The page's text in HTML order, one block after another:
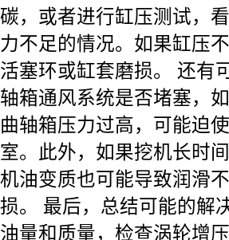
碳，或者进行缸压测试，
力不足的情况。如果缸压
活塞环或缸套磨损。 还有
轴箱通风系统是否堵塞，
曲轴箱压力过高，可能迫
室。此外，如果挖机长时
机油变质也可能导致润滑
损。 最后，总结可能的解
油量和质量，检查涡轮增